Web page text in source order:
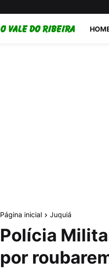
Página inicial Juquiá
Polícia
por